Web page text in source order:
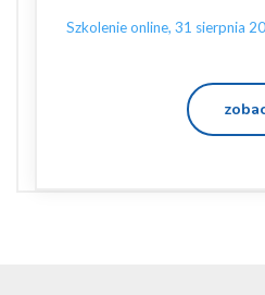
Szkolenie online, 31 sierpnia